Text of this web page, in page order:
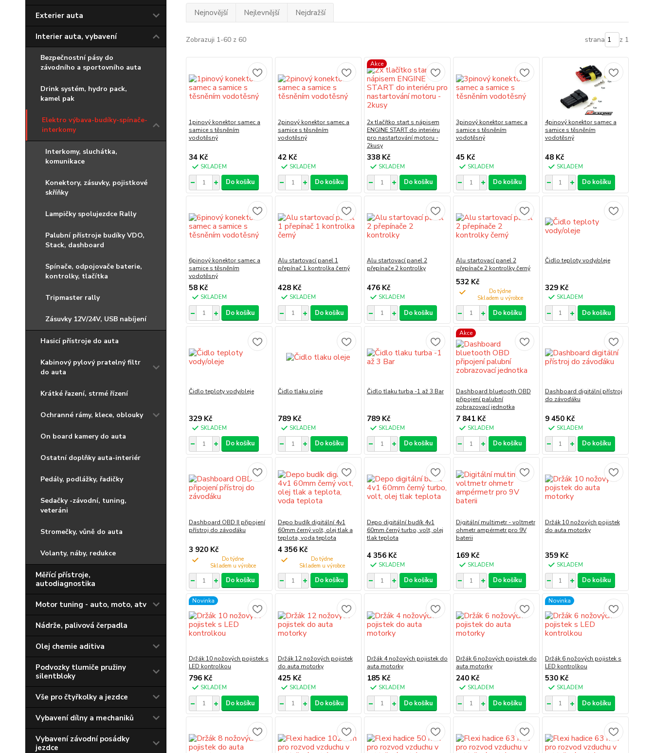
Exterier auta
Interier auta, vybavení
Bezpečnostní pásy do
závodního a sportovního auta
Drink systém, hydro pack,
kamel pak
Elektro výbava-budíky-spínače-
interkomy
Interkomy, sluchátka,
komunikace
Konektory, zásuvky, pojistkové
skříňky
Lampičky spolujezdce Rally
Palubní přístroje budíky VDO,
Stack, dashboard
Spínače, odpojovače baterie,
kontrolky, tlačítka
Tripmaster rally
Zásuvky 12V/24V, USB nabíjení
Hasicí přístroje do auta
Kabinový pylový pratelný filtr
do auta
Krátké řazení, strmé řízení
Ochranné rámy, klece, oblouky
On board kamery do auta
Ostatní doplňky auta-interiér
Pedály, podlážky, řadičky
Sedačky -závodní, tuning,
veteráni
Stromečky, vůně do auta
Volanty, náby, redukce
Měřící přístroje,
autodiagnostika
Motor tuning - auto, moto, atv
Nádrže, palivová čerpadla
Olej chemie aditiva
Podvozky tlumiče pružiny
silentbloky
Vše pro čtyřkolky a jezdce
Vybavení dílny a mechaniků
Vybavení závodní posádky
jezdce
Nejnovější Nejlevnější Nejdražší
Zobrazuji 1-60 z 60 strana z 1
1pinový konektor samec a
samice s těsněním
vodotěsný
34 Kč
SKLADEM
Do košíku
2pinový konektor samec a
samice s těsněním
vodotěsný
42 Kč
SKLADEM
Do košíku
Akce
2x tlačítko start s nápisem
ENGINE START do interiéru
pro nastartování motoru -
2kusy
338 Kč
SKLADEM
Do košíku
3pinový konektor samec a
samice s těsněním
vodotěsný
45 Kč
SKLADEM
Do košíku
4pinový konektor samec a
samice s těsněním
vodotěsný
48 Kč
SKLADEM
Do košíku
6pinový konektor samec a
samice s těsněním
vodotěsný
58 Kč
SKLADEM
Do košíku
Alu startovací panel 1
přepínač 1 kontrolka černý
428 Kč
SKLADEM
Do košíku
Alu startovací panel 2
přepínače 2 kontrolky
476 Kč
SKLADEM
Do košíku
Alu startovací panel 2
přepínače 2 kontrolky černý
532 Kč
Do týdne
Do košíku
Čidlo teploty vody/oleje
329 Kč
SKLADEM
Do košíku
Čidlo teploty vody/oleje
329 Kč
SKLADEM
Do košíku
Čidlo tlaku oleje
789 Kč
SKLADEM
Do košíku
Čidlo tlaku turba -1 až 3 Bar
789 Kč
SKLADEM
Do košíku
Akce
Dashboard bluetooth OBD
připojení palubní
zobrazovací jednotka
7 841 Kč
SKLADEM
Do košíku
Dashboard digitální přístroj
do závoďáku
9 450 Kč
SKLADEM
Do košíku
Dashboard OBD II připojení
přístroj do závoďáku
3 920 Kč
Do týdne
Do košíku
Depo budík digitální 4v1
60mm černý volt, olej tlak a
teplota, voda teplota
4 356 Kč
Do týdne
Do košíku
Depo digitální budík 4v1
60mm černý turbo, volt, olej
tlak teplota
4 356 Kč
SKLADEM
Do košíku
Digitální multimetr - voltmetr
ohmetr ampérmetr pro 9V
baterii
169 Kč
SKLADEM
Do košíku
Držák 10 nožových pojistek
do auta motorky
359 Kč
SKLADEM
Do košíku
Novinka
Držák 10 nožových pojistek s
LED kontrolkou
796 Kč
SKLADEM
Do košíku
Držák 12 nožových pojistek
do auta motorky
425 Kč
SKLADEM
Do košíku
Držák 4 nožových pojistek do
auta motorky
185 Kč
SKLADEM
Do košíku
Držák 6 nožových pojistek do
auta motorky
240 Kč
SKLADEM
Do košíku
Novinka
Držák 6 nožových pojistek s
LED kontrolkou
530 Kč
SKLADEM
Do košíku